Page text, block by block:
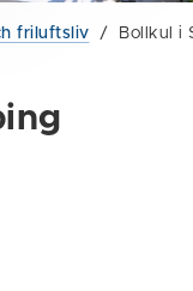
friluftsliv / Bollkul i